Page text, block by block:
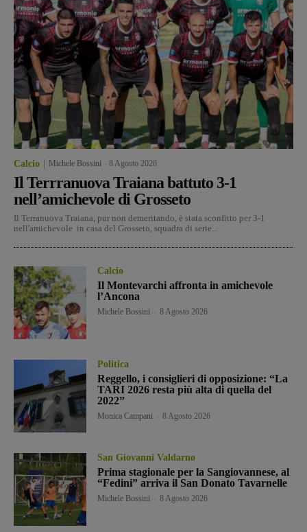
Calcio Michele Bossini 8 Agosto 2026
Il Terrranuova Traiana battuto 3-1
nell’amichevole di Grosseto
Il Terranuova Traiana, pur non demeritando, è stata sconfitto per 3-1
nell'amichevole in casa del Grosseto, squadra di serie...
Calcio
Il Montevarchi affronta in amichevole
l’Ancona
Michele Bossini 8 Agosto 2026
Politica
Reggello, i consiglieri di opposizione: “La
TARI 2026 resta più alta di quella del
2022”
Monica Campani 8 Agosto 2026
San Giovanni Valdarno
Prima stagionale per la Sangiovannese, al
“Fedini” arriva il San Donato Tavarnelle
Michele Bossini 8 Agosto 2026